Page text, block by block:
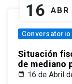
16 ABR
Conversatorio
Situación
de mediano
16 de Abril